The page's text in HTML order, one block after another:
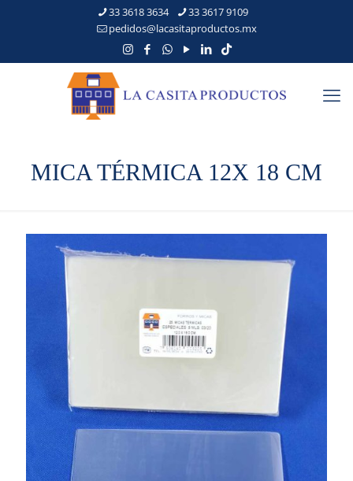
33 3618 3634
33 3617 9109
pedidos@lacasitaproductos.mx
MICA TÉRMICA 12X 18 CM